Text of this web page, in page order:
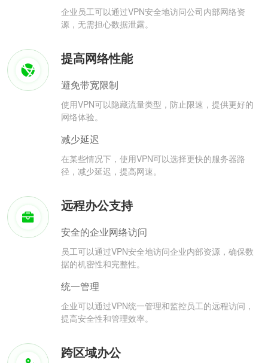
企业员工可以通过VPN安全地访问公司内部网络资
源，无需担心数据泄露。
提高网络性能
避免带宽限制
使用VPN可以隐藏流量类型，防止限速，提供更好的
网络体验。
减少延迟
在某些情况下，使用VPN可以选择更快的服务器路
径，减少延迟，提高网速。
远程办公支持
安全的企业网络访问
员工可以通过VPN安全地访问企业内部资源，确保数
据的机密性和完整性。
统一管理
企业可以通过VPN统一管理和监控员工的远程访问，
提高安全性和管理效率。
跨区域办公